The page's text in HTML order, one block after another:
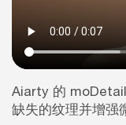
Aiarty 的
缺失的纹理并增强